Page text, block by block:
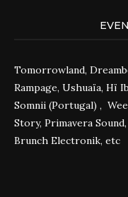
Tomorrowland,
Rampage, Ushuaïa, Hï
Somnii (Portugal) ,
Story, Primavera
Brunch Electronik, etc